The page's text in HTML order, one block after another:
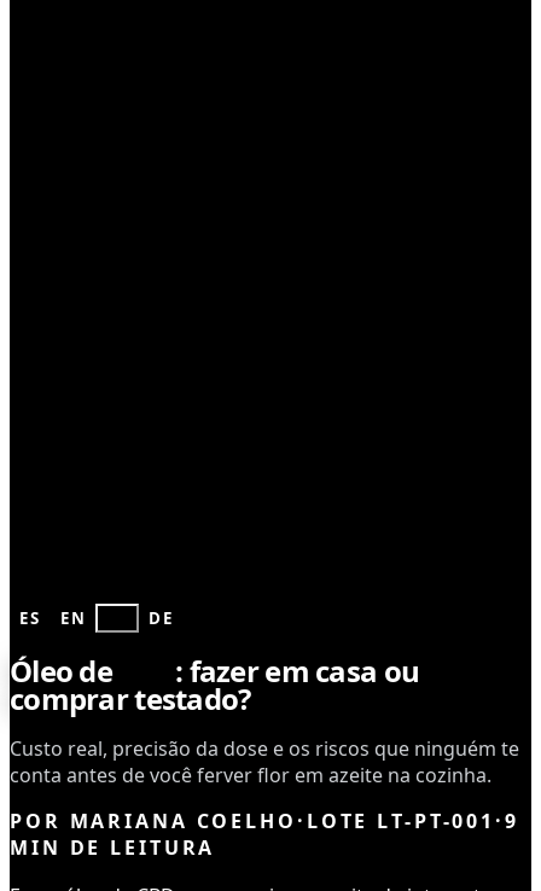
ES EN DE
Óleo de : fazer em casa ou
comprar testado?
Custo real, precisão da dose e os riscos que ninguém te
conta antes de você ferver flor em azeite na cozinha.
POR MARIANA COELHO · LOTE LT-PT-001 ·9
MIN DE LEITURA